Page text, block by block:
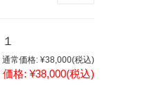
通常価格: ¥38,000(税込)
価格: ¥38,000(税込)